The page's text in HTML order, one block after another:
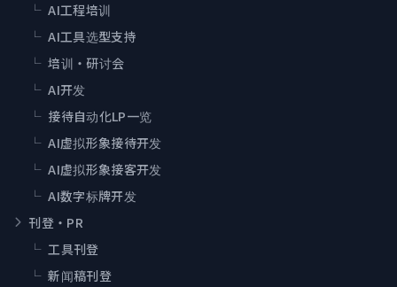
└ AI工程培训
└ AI工具选型支持
└ 培训・研讨会
└ AI开发
└ 接待自动化LP一览
└ AI虚拟形象接待开发
└ AI虚拟形象接客开发
└ AI数字标牌开发
刊登・PR
└ 工具刊登
└ 新闻稿刊登